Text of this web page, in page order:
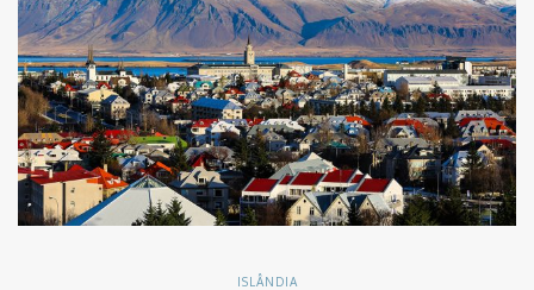
ISLÂNDIA